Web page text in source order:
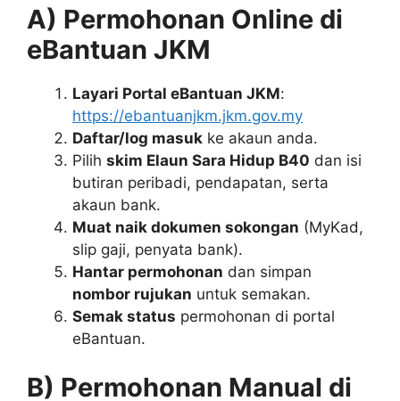
A) Permohonan Online di
eBantuan JKM
Layari Portal eBantuan JKM:
https://ebantuanjkm.jkm.gov.my
Daftar/log masuk ke akaun anda.
Pilih skim Elaun Sara Hidup B40 dan isi
butiran peribadi, pendapatan, serta
akaun bank.
Muat naik dokumen sokongan (MyKad,
slip gaji, penyata bank).
Hantar permohonan dan simpan
nombor rujukan untuk semakan.
Semak status permohonan di portal
eBantuan.
B) Permohonan Manual di